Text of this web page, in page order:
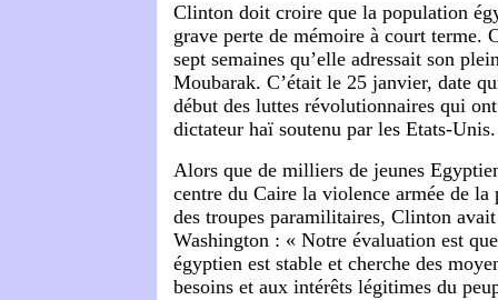
Clinton doit croire que la population
grave perte de mémoire à court terme.
sept semaines qu’elle adressait son
Moubarak. C’était le 25 janvier, date
début des luttes révolutionnaires qui
dictateur haï soutenu par les Etats-Unis.
Alors que de milliers de jeunes
centre du Caire la violence armée de la
des troupes paramilitaires, Clinton
Washington : « Notre évaluation est
égyptien est stable et cherche des
besoins et aux intérêts légitimes du